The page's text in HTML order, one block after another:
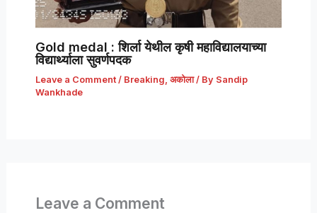
Gold medal : शिर्ला येथील कृषी महाविद्यालयाच्या
विद्यार्थ्याला सुवर्णपदक
Leave a Comment / Breaking अकोला/ By Sandip
Wankhade
Leave a Comment